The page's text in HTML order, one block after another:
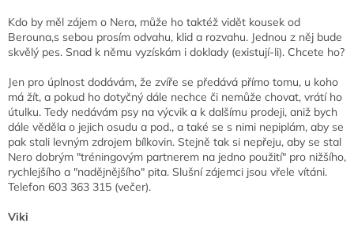
Kdo by měl zájem o Nera, může ho taktéž vidět kousek od
Berouna,s sebou prosím odvahu, klid a rozvahu. Jednou z něj bude
skvělý pes. Snad k němu vyzískám i doklady (existují-li). Chcete ho?
Jen pro úplnost dodávám, že zvíře se předává přímo tomu, u koho
má žít, a pokud ho dotyčný dále nechce či nemůže chovat, vrátí ho
útulku. Tedy nedávám psy na výcvik a k dalšímu prodeji, aniž bych
dále věděla o jejich osudu a pod., a také se s nimi nepiplám, aby se
pak stali levným zdrojem bílkovin. Stejně tak si nepřeju, aby se stal
Nero dobrým "tréningovým partnerem na jedno použití" pro nižšího,
rychlejšího a "nadějnějšího" pita. Slušní zájemci jsou vřele vítáni.
Telefon 603 363 315 (večer).
Viki